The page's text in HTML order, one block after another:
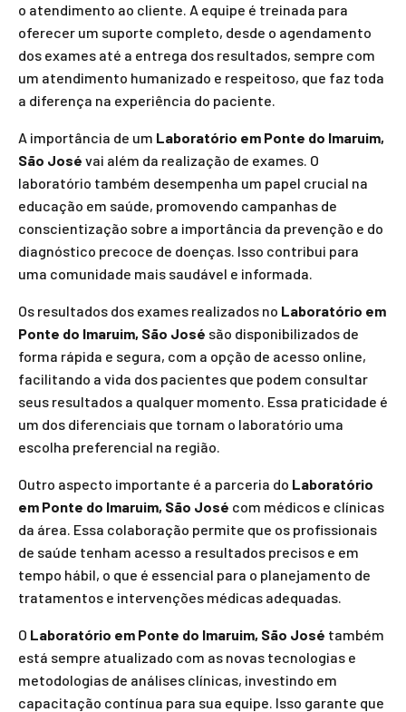
o atendimento ao cliente. A equipe é treinada para
oferecer um suporte completo, desde o agendamento
dos exames até a entrega dos resultados, sempre com
um atendimento humanizado e respeitoso, que faz toda
a diferença na experiência do paciente.
A importância de um Laboratório em Ponte do Imaruim,
São José vai além da realização de exames. O
laboratório também desempenha um papel crucial na
educação em saúde, promovendo campanhas de
conscientização sobre a importância da prevenção e do
diagnóstico precoce de doenças. Isso contribui para
uma comunidade mais saudável e informada.
Os resultados dos exames realizados no Laboratório em
Ponte do Imaruim, São José são disponibilizados de
forma rápida e segura, com a opção de acesso online,
facilitando a vida dos pacientes que podem consultar
seus resultados a qualquer momento. Essa praticidade é
um dos diferenciais que tornam o laboratório uma
escolha preferencial na região.
Outro aspecto importante é a parceria do Laboratório
em Ponte do Imaruim, São José com médicos e clínicas
da área. Essa colaboração permite que os profissionais
de saúde tenham acesso a resultados precisos e em
tempo hábil, o que é essencial para o planejamento de
tratamentos e intervenções médicas adequadas.
O Laboratório em Ponte do Imaruim, São José também
está sempre atualizado com as novas tecnologias e
metodologias de análises clínicas, investindo em
capacitação contínua para sua equipe. Isso garante que